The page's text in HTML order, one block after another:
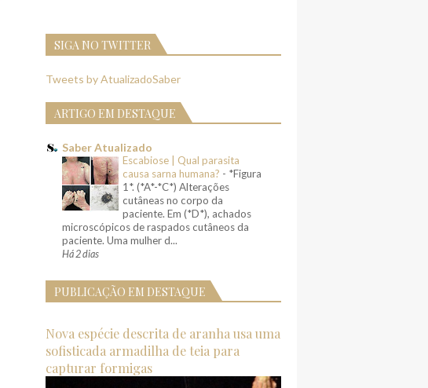
SIGA NO TWITTER
Tweets by AtualizadoSaber
ARTIGO EM DESTAQUE
Saber Atualizado
Escabiose | Qual parasita
causa sarna humana? - *Figura
1*. (*A*-*C*) Alterações
cutâneas no corpo da
paciente. Em (*D*), achados
microscópicos de raspados cutâneos da
paciente. Uma mulher d...
Há 2 dias
PUBLICAÇÃO EM DESTAQUE
Nova espécie descrita de aranha usa uma
sofisticada armadilha de teia para
capturar formigas